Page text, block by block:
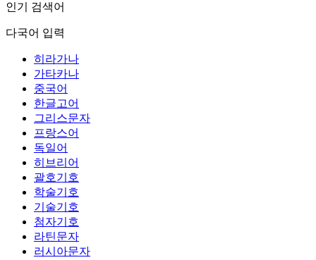
인기 검색어
다국어 입력
히라가나
가타카나
중국어
한글고어
그리스문자
프랑스어
독일어
히브리어
괄호기호
학술기호
기술기호
첨자기호
라틴문자
러시아문자